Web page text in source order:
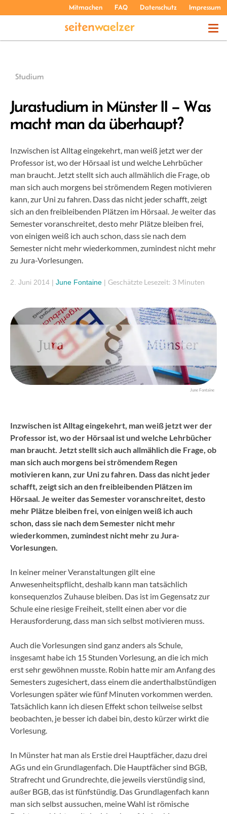
Mitmachen FAQ Datenschutz Impressum
ÜBER UNS
Studium
Jurastudium in Münster II – Was
macht man da überhaupt?
Inzwischen ist Alltag eingekehrt, man weiß jetzt wer der
Professor ist, wo der Hörsaal ist und welche Lehrbücher
man braucht. Jetzt stellt sich auch allmählich die Frage, ob
man sich auch morgens bei strömendem Regen motivieren
kann, zur Uni zu fahren. Dass das nicht jeder schafft, zeigt
sich an den freibleibenden Plätzen im Hörsaal. Je weiter das
Semester voranschreitet, desto mehr Plätze bleiben frei,
von einigen weiß ich auch schon, dass sie nach dem
Semester nicht mehr wiederkommen, zumindest nicht mehr
zu Jura-Vorlesungen.
2. Juni 2014 | June Fontaine | Geschätzte Lesezeit: 3 Minuten
June Fontaine
Inzwischen ist Alltag eingekehrt, man weiß jetzt wer der
Professor ist, wo der Hörsaal ist und welche Lehrbücher
man braucht. Jetzt stellt sich auch allmählich die Frage, ob
man sich auch morgens bei strömendem Regen
motivieren kann, zur Uni zu fahren. Dass das nicht jeder
schafft, zeigt sich an den freibleibenden Plätzen im
Hörsaal. Je weiter das Semester voranschreitet, desto
mehr Plätze bleiben frei, von einigen weiß ich auch
schon, dass sie nach dem Semester nicht mehr
wiederkommen, zumindest nicht mehr zu Jura-
Vorlesungen.
In keiner meiner Veranstaltungen gilt eine
Anwesenheitspflicht, deshalb kann man tatsächlich
konsequenzlos Zuhause bleiben. Das ist im Gegensatz zur
Schule eine riesige Freiheit, stellt einen aber vor die
Herausforderung, dass man sich selbst motivieren muss.
Auch die Vorlesungen sind ganz anders als Schule,
insgesamt habe ich 15 Stunden Vorlesung, an die ich mich
erst sehr gewöhnen musste. Robin hatte mir am Anfang des
Semesters zugesichert, dass einem die anderthalbstündigen
Vorlesungen später wie fünf Minuten vorkommen werden.
Tatsächlich kann ich diesen Effekt schon teilweise selbst
beobachten, je besser ich dabei bin, desto kürzer wirkt die
Vorlesung.
In Münster hat man als Erstie drei Hauptfächer, dazu drei
AGs und ein Grundlagenfach. Die Hauptfächer sind BGB,
Strafrecht und Grundrechte, die jeweils vierstündig sind,
außer BGB, das ist fünfstündig. Das Grundlagenfach kann
man sich selbst aussuchen, meine Wahl ist römische